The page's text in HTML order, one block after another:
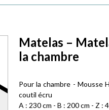
Matelas –
la chambre
Pour la chambre - Mousse
coutil écru
A : 230 cm - B : 200 cm - Z :